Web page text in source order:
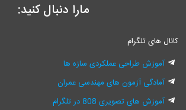
مارا دنبال کنید:
کانال های تلگرام
آموزش طراحی عملکردی سازه ها
آمادگی آزمون های مهندسی عمران
آموزش های تصویری 808 در تلگرام